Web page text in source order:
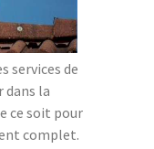
services de
dans la
ce soit pour
complet.